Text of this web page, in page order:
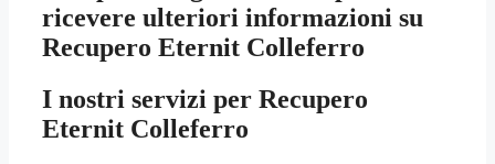
ricevere ulteriori informazioni su
Recupero Eternit Colleferro
I nostri servizi per Recupero
Eternit Colleferro